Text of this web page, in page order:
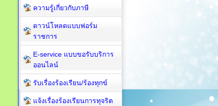
ความรู้เกี่ยวกับภาษี
ดาวน์โหลดแบบฟอร์ม
ราชการ
E-service แบบขอรับบริการ
ออนไลน์
รับเรื่องร้องเรียน/ร้องทุกข์
แจ้งเรื่องร้องเรียนการทุจริต